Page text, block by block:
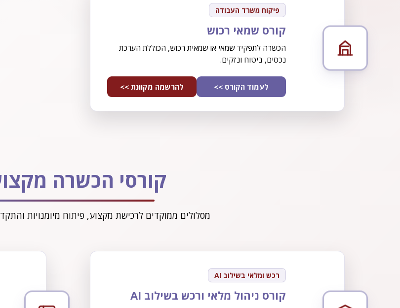
פיקוח משרד העבודה
קורס שמאי רכוש
הכשרה לתפקיד שמאי או שמאית רכוש, הכוללת הערכת
נכסים, ביטוח ונזקים.
לעמוד הקורס >> להרשמה מקוונת >>
קורסי הכשרה
מסלולים ממוקדים לרכישת מקצוע, פיתוח מיומנויות
רכש ומלאי בשילוב AI
קורס ניהול מלאי ורכש בשילוב AI